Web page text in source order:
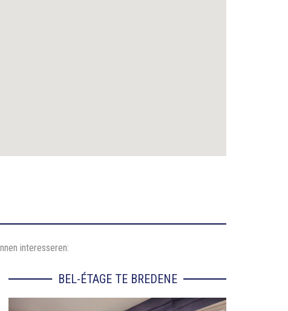
interesseren:
BEL-ÉTAGE TE BREDENE